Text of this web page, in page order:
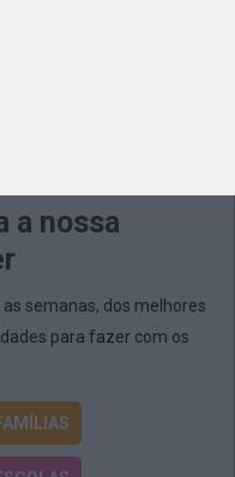
a nossa
as semanas, dos melhores
para fazer com os